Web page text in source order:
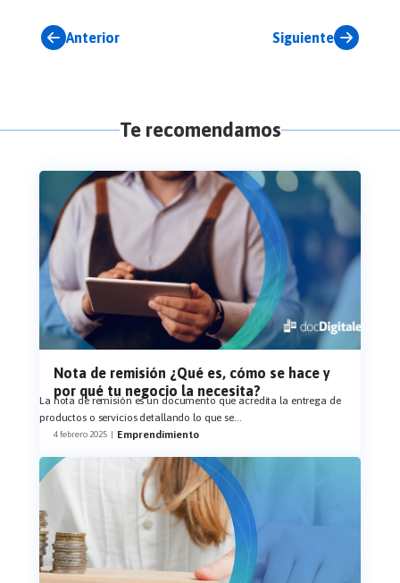
Anterior Siguiente
Te recomendamos
Nota de remisión ¿Qué es, cómo se hace y
por qué tu negocio la necesita?
La nota de remisión es un documento que acredita la entrega de
productos o servicios detallando lo que se...
4 febrero 2025 | Emprendimiento